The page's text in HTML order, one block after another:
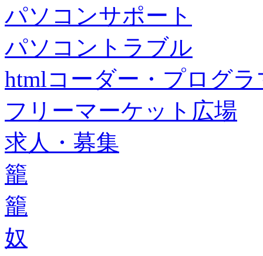
パソコンサポート
パソコントラブル
htmlコーダー・プログラ
フリーマーケット広場
求人・募集
籠
籠
奴